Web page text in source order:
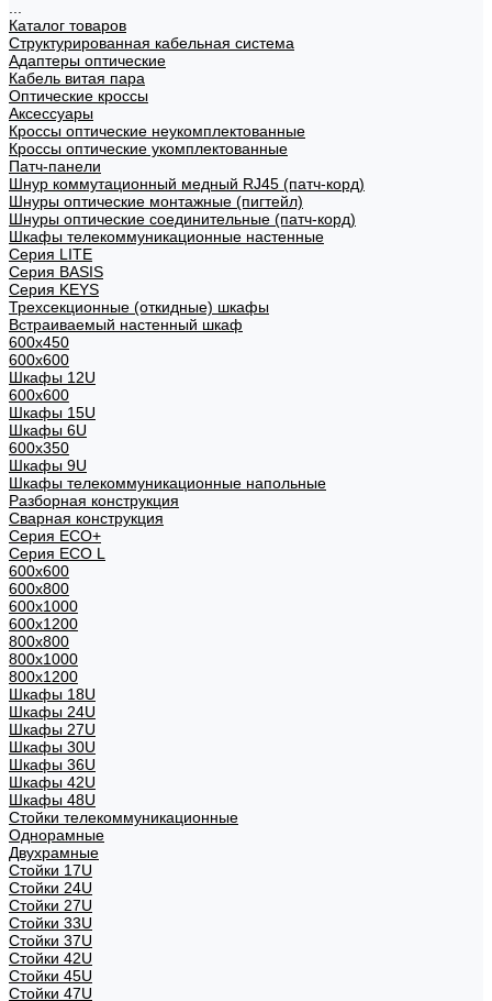
Каталог товаров
Структурированная кабельная система
Адаптеры оптические
Кабель витая пара
Оптические кроссы
Аксессуары
Кроссы оптические неукомплектованные
Кроссы оптические укомплектованные
Патч-панели
Шнур коммутационный медный RJ45 (патч-корд)
Шнуры оптические монтажные (пигтейл)
Шнуры оптические соединительные (патч-корд)
Шкафы телекоммуникационные настенные
Cерия LITE
Cерия BASIS
Cерия KEYS
Трехсекционные (откидные) шкафы
Встраиваемый настенный шкаф
600x450
600x600
Шкафы 12U
600x600
Шкафы 15U
Шкафы 6U
600x350
Шкафы 9U
Шкафы телекоммуникационные напольные
Разборная конструкция
Сварная конструкция
Серия ECO+
Серия ECO L
600x600
600x800
600х1000
600х1200
800x800
800х1000
800х1200
Шкафы 18U
Шкафы 24U
Шкафы 27U
Шкафы 30U
Шкафы 36U
Шкафы 42U
Шкафы 48U
Стойки телекоммуникационные
Однорамные
Двухрамные
Стойки 17U
Стойки 24U
Стойки 27U
Стойки 33U
Стойки 37U
Стойки 42U
Стойки 45U
Стойки 47U